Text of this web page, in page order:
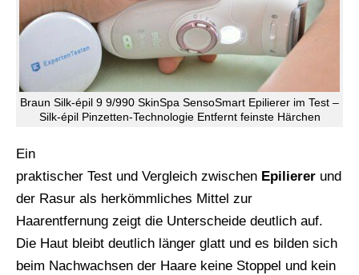
Braun Silk-épil 9 9/990 SkinSpa SensoSmart Epilierer im Test –
Silk-épil Pinzetten-Technologie Entfernt feinste Härchen
Ein
praktischer Test und Vergleich zwischen Epilierer und
der Rasur als herkömmliches Mittel zur
Haarentfernung zeigt die Unterscheide deutlich auf.
Die Haut bleibt deutlich länger glatt und es bilden sich
beim Nachwachsen der Haare keine Stoppel und kein